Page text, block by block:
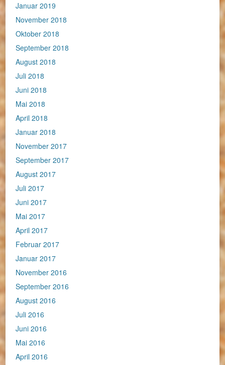
Januar 2019
November 2018
Oktober 2018
September 2018
August 2018
Juli 2018
Juni 2018
Mai 2018
April 2018
Januar 2018
November 2017
September 2017
August 2017
Juli 2017
Juni 2017
Mai 2017
April 2017
Februar 2017
Januar 2017
November 2016
September 2016
August 2016
Juli 2016
Juni 2016
Mai 2016
April 2016